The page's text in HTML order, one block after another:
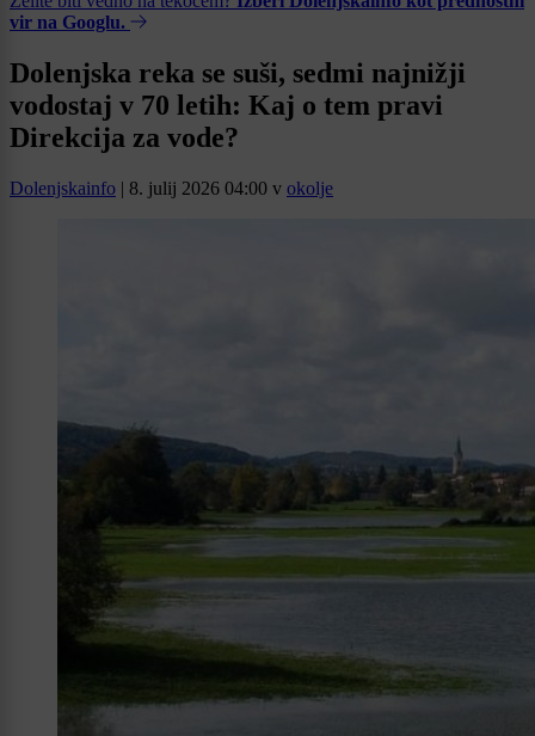
vir na Googlu.
Dolenjska reka se suši, sedmi najnižji
vodostaj v 70 letih: Kaj o tem pravi
Direkcija za vode?
Dolenjskainfo | 8. julij 2026 04:00 v okolje